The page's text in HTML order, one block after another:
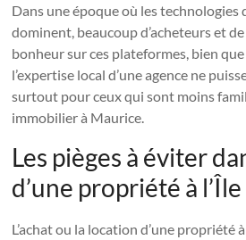
Dans une époque où les technologies
dominent, beaucoup d’acheteurs et
bonheur sur ces plateformes, bien
l’expertise local d’une agence ne
surtout pour ceux qui sont moins
immobilier à Maurice.
Les pièges à éviter
d’une propriété à
L’achat ou la location d’une propriété